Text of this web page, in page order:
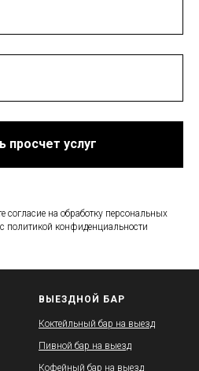
просчет услуг
на обработку персональных
политикой конфиденциальности
ВЫЕЗДНОЙ БАР
Коктейльный бар на выезд
Пивной бар на выезд
Кофейный бар на выезд